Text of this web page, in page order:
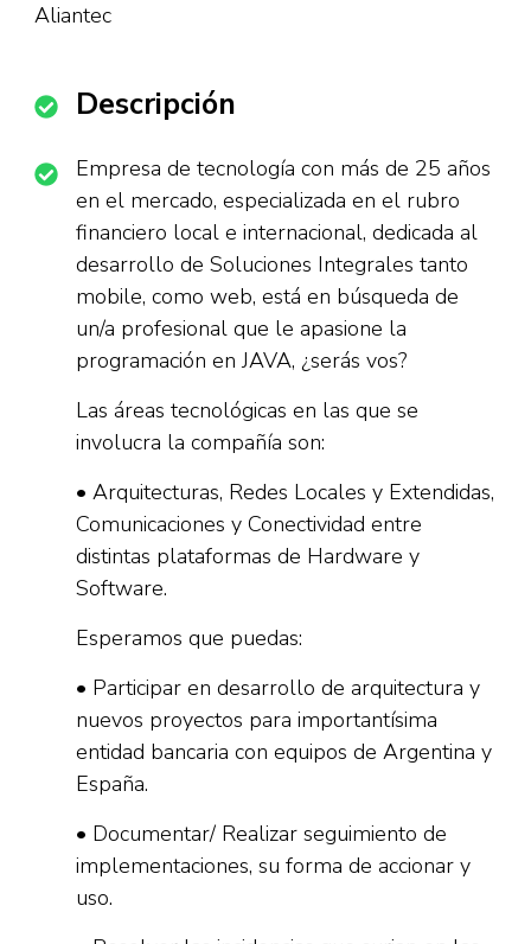
Aliantec
Descripción
Empresa de tecnología con más de 25 años
en el mercado, especializada en el rubro
financiero local e internacional, dedicada al
desarrollo de Soluciones Integrales tanto
mobile, como web, está en búsqueda de
un/a profesional que le apasione la
programación en JAVA, ¿serás vos?
Las áreas tecnológicas en las que se
involucra la compañía son:
• Arquitecturas, Redes Locales y Extendidas,
Comunicaciones y Conectividad entre
distintas plataformas de Hardware y
Software.
Esperamos que puedas:
• Participar en desarrollo de arquitectura y
nuevos proyectos para importantísima
entidad bancaria con equipos de Argentina y
España.
• Documentar/ Realizar seguimiento de
implementaciones, su forma de accionar y
uso.